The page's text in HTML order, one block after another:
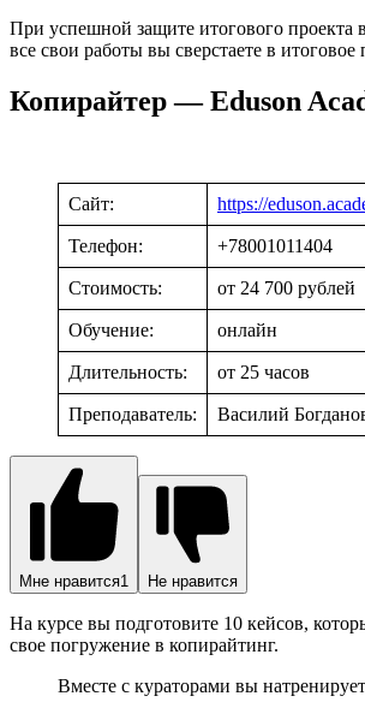
При успешной защите итогового проекта
все свои работы вы сверстаете в
Копирайтер — Eduson
Сайт: https://
Телефон: +78001011404
Стоимость: от 24 700 рублей
Обучение: онлайн
Длительность: от 25 часов
Преподаватель: Василий
Мне нравится1 Не нравится
На курсе вы подготовите 10 кейсов,
свое погружение в копирайтинг.
Вместе с кураторами вы